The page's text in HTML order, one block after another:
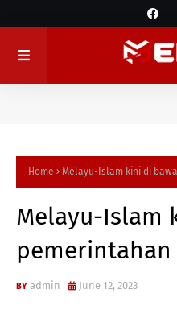
Home Melayu-Islam kini di
Melayu-Islam
admin June 12, 2023